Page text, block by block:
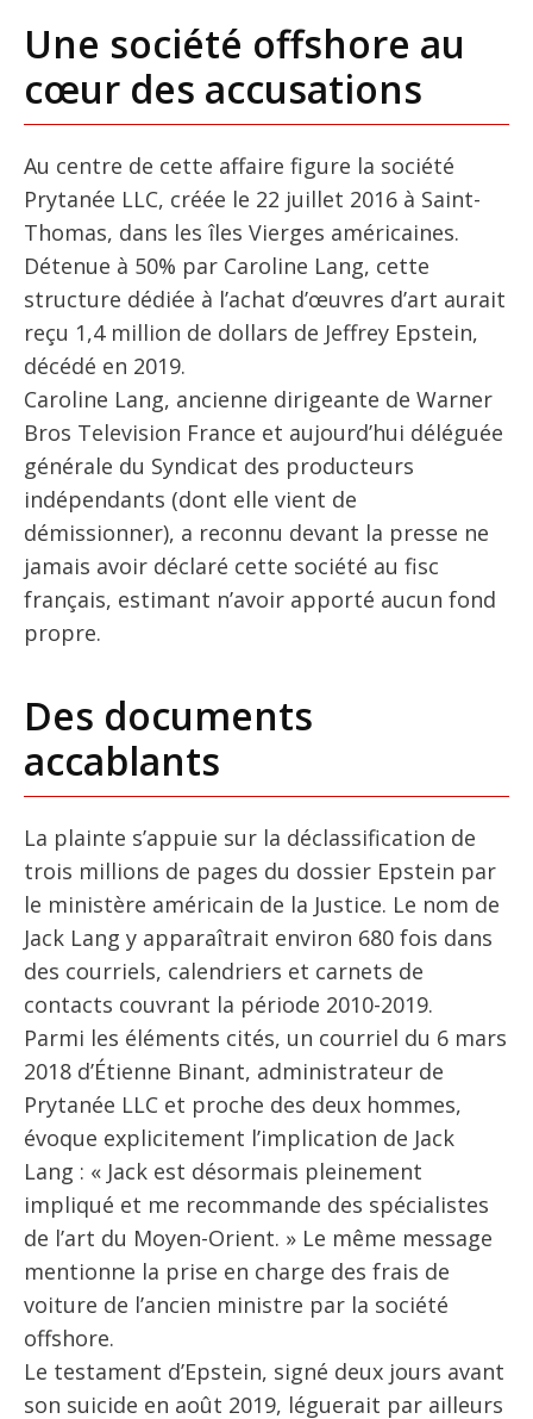
Une société offshore au
cœur des accusations
Au centre de cette affaire figure la société
Prytanée LLC, créée le 22 juillet 2016 à Saint-
Thomas, dans les îles Vierges américaines.
Détenue à 50% par Caroline Lang, cette
structure dédiée à l’achat d’œuvres d’art aurait
reçu 1,4 million de dollars de Jeffrey Epstein,
décédé en 2019.
Caroline Lang, ancienne dirigeante de Warner
Bros Television France et aujourd’hui déléguée
générale du Syndicat des producteurs
indépendants (dont elle vient de
démissionner), a reconnu devant la presse ne
jamais avoir déclaré cette société au fisc
français, estimant n’avoir apporté aucun fond
propre.
Des documents
accablants
La plainte s’appuie sur la déclassification de
trois millions de pages du dossier Epstein par
le ministère américain de la Justice. Le nom de
Jack Lang y apparaîtrait environ 680 fois dans
des courriels, calendriers et carnets de
contacts couvrant la période 2010-2019.
Parmi les éléments cités, un courriel du 6 mars
2018 d’Étienne Binant, administrateur de
Prytanée LLC et proche des deux hommes,
évoque explicitement l’implication de Jack
Lang : « Jack est désormais pleinement
impliqué et me recommande des spécialistes
de l’art du Moyen-Orient. » Le même message
mentionne la prise en charge des frais de
voiture de l’ancien ministre par la société
offshore.
Le testament d’Epstein, signé deux jours avant
son suicide en août 2019, léguerait par ailleurs